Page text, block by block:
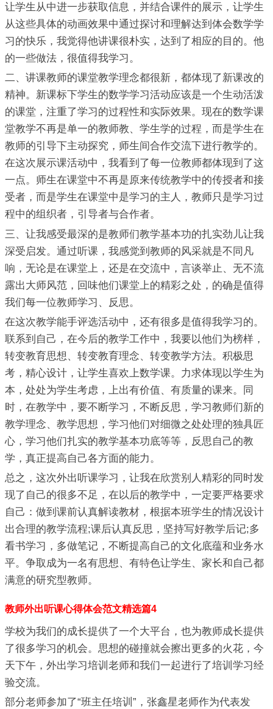
让学生从中进一步获取信息，并结合课件的展示，让学生
从这些具体的动画效果中通过探讨和理解达到体会数学学
习的快乐，我觉得他讲课很朴实，达到了相应的目的。他
的一些做法，很值得我学习。
二、讲课教师的课堂教学理念都很新，都体现了新课改的
精神。新课标下学生的数学学习活动应该是一个生动活泼
的课堂，注重了学习的过程性和实际效果。现在的数学课
堂教学不再是单一的教师教、学生学的过程，而是学生在
教师的引导下主动探究，师生间合作交流下进行教学的。
在这次展示课活动中，我看到了每一位教师都体现到了这
一点。师生在课堂中不再是原来传统教学中的传授者和接
受者，而是学生在课堂中是学习的主人，教师只是学习过
程中的组织者，引导者与合作者。
三、让我感受最深的是教师们教学基本功的扎实劲儿让我
深受启发。通过听课，我感觉到教师的风采就是不同凡
响，无论是在课堂上，还是在交流中，言谈举止、无不流
露出大师风范，回味他们课堂上的精彩之处，的确是值得
我们每一位教师学习、反思。
在这次教学能手评选活动中，还有很多是值得我学习的。
联系到自己，在今后的教学工作中，我要以他们为榜样，
转变教育思想、转变教育理念、转变教学方法。积极思
考，精心设计，让学生喜欢上数学课。力求体现以学生为
本，处处为学生考虑，上出有价值、有质量的课来。同
时，在教学中，要不断学习，不断反思，学习教师们新的
教学理念、教学思想，学习他们对细微之处处理的独具匠
心，学习他们扎实的教学基本功底等等，反思自己的教
学，真正提高自己各方面的能力。
总之，这次外出听课学习，让我在欣赏别人精彩的同时发
现了自己的很多不足，在以后的教学中，一定要严格要求
自己：做到课前认真解读教材，根据本班学生的情况设计
出合理的教学流程;课后认真反思，坚持写好教学后记;多
看书学习，多做笔记，不断提高自己的文化底蕴和业务水
平。争取成为一名有思想、有特色让学生、家长和自己都
满意的研究型教师。
教师外出听课心得体会范文精选篇4
学校为我们的成长提供了一个大平台，也为教师成长提供
了很多学习的机会。思想的碰撞就会擦出更多的火花，今
天下午，外出学习培训老师和我们一起进行了培训学习经
验交流。
部分老师参加了“班主任培训”，张鑫星老师作为代表发